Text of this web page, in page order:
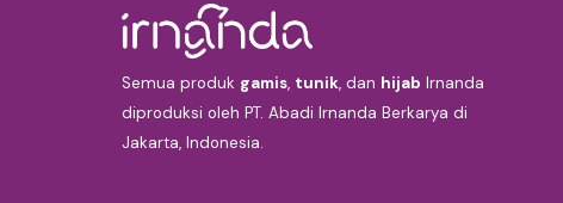
Semua produk gamis, tunik, dan hijab Irnanda
diproduksi oleh PT. Abadi Irnanda Berkarya di
Jakarta, Indonesia.